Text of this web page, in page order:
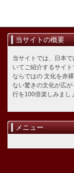
当サイトの概要
当サイトでは、日本
いてご紹介するサイ
ならではの 文化を赤
ない驚きの文化が広
行を100倍楽しみまし
メニュー